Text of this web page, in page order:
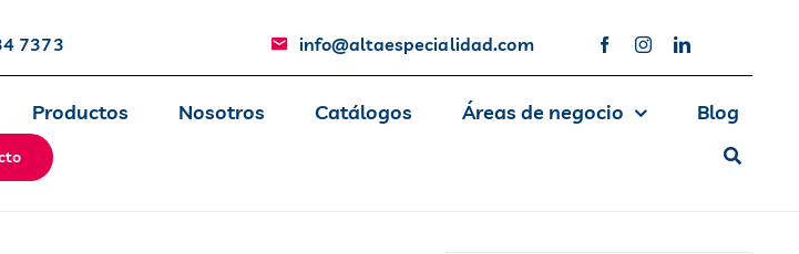
7373 info@altaespecialidad.com
Productos Nosotros Catálogos Áreas de negocio Blog